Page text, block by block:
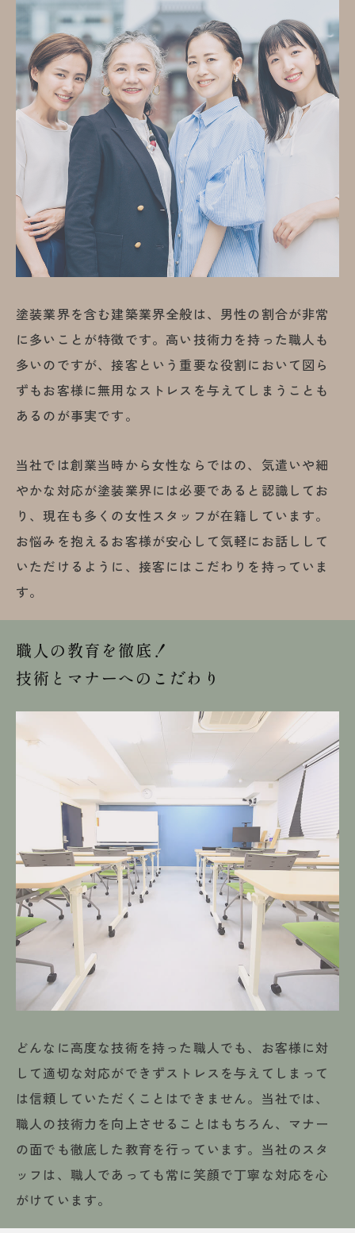
塗装業界を含む建築業界全般は、男性の割合が非常
に多いことが特徴です。高い技術力を持った職人も
多いのですが、接客という重要な役割において図ら
ずもお客様に無用なストレスを与えてしまうことも
あるのが事実です。
当社では創業当時から女性ならではの、気遣いや細
やかな対応が塗装業界には必要であると認識してお
り、現在も多くの女性スタッフが在籍しています。
お悩みを抱えるお客様が安心して気軽にお話しして
いただけるように、接客にはこだわりを持っていま
す。
職人の教育を徹底！
技術とマナーへのこだわり
どんなに高度な技術を持った職人でも、お客様に対
して適切な対応ができずストレスを与えてしまって
は信頼していただくことはできません。当社では、
職人の技術力を向上させることはもちろん、マナー
の面でも徹底した教育を行っています。当社のスタ
ッフは、職人であっても常に笑顔で丁寧な対応を心
がけています。